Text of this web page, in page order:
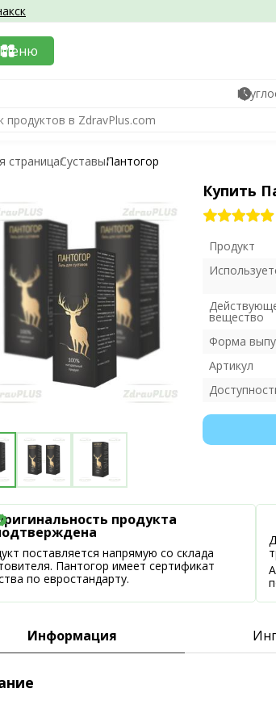
Меню
страницаСуставыПантогор
Купить
Продукт
вещество
Форма
Артикул
продукта
поставляется напрямую со склада
Пантогор имеет сертификат
по евростандарту.
Информация